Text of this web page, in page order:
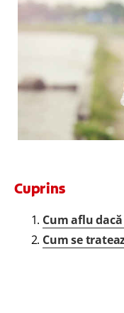
Cuprins
Cum aflu
Cum se